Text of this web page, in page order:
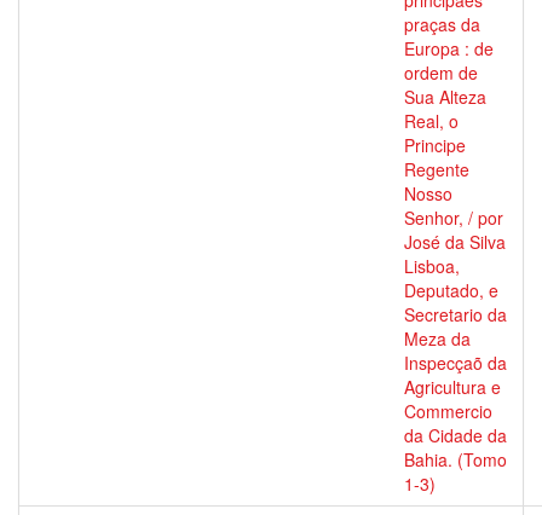
praças da
Europa : de
ordem de
Sua Alteza
Real, o
Principe
Regente
Nosso
Senhor, / por
José da Silva
Lisboa,
Deputado, e
Secretario da
Meza da
Inspecçaõ da
Agricultura e
Commercio
da Cidade da
Bahia. (Tomo
1-3)